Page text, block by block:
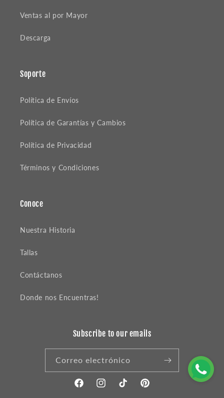
Ventas al por Mayor
Descarga
Soporte
Política de Envíos
Política de Garantías y Cambios
Política de Privacidad
Términos y Condiciones
Conoce
Nuestra Historia
Tallas
Contáctanos
Donde nos Encuentras!
Subscribe to our emails
Correo electrónico
FacebookInstagramTikTok Pinterest